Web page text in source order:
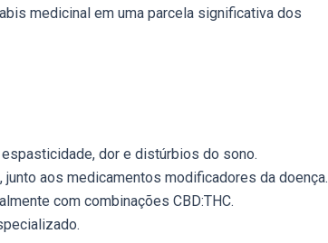
medicinal em uma parcela significativa dos
dor e distúrbios do sono.
, junto aos medicamentos modificadores da doença.
com combinações CBD:THC.